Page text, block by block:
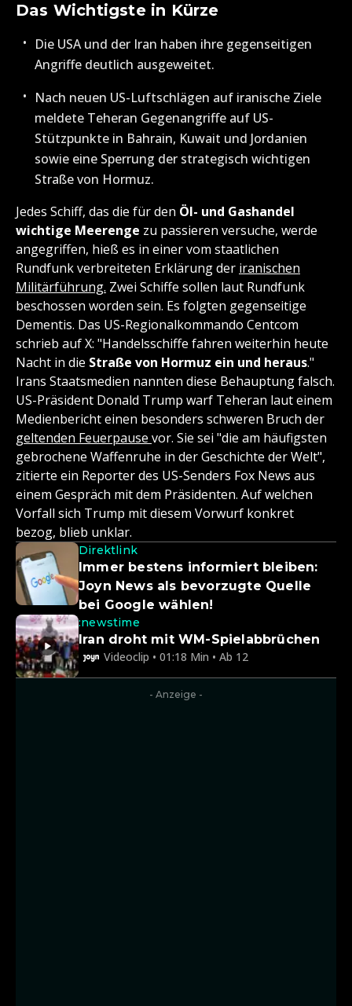
Das Wichtigste in Kürze
Die USA und der Iran haben ihre gegenseitigen
Angriffe deutlich ausgeweitet.
Nach neuen US-Luftschlägen auf iranische Ziele
meldete Teheran Gegenangriffe auf US-
Stützpunkte in Bahrain, Kuwait und Jordanien
sowie eine Sperrung der strategisch wichtigen
Straße von Hormuz.
Jedes Schiff, das die für den Öl- und Gashandel
wichtige Meerenge zu passieren versuche, werde
angegriffen, hieß es in einer vom staatlichen
Rundfunk verbreiteten Erklärung der iranischen
Militärführung. Zwei Schiffe sollen laut Rundfunk
beschossen worden sein. Es folgten gegenseitige
Dementis. Das US-Regionalkommando Centcom
schrieb auf X: "Handelsschiffe fahren weiterhin heute
Nacht in die Straße von Hormuz ein und heraus."
Irans Staatsmedien nannten diese Behauptung falsch.
US-Präsident Donald Trump warf Teheran laut einem
Medienbericht einen besonders schweren Bruch der
geltenden Feuerpause vor. Sie sei "die am häufigsten
gebrochene Waffenruhe in der Geschichte der Welt",
zitierte ein Reporter des US-Senders Fox News aus
einem Gespräch mit dem Präsidenten. Auf welchen
Vorfall sich Trump mit diesem Vorwurf konkret
bezog, blieb unklar.
Direktlink
Immer bestens informiert bleiben:
Joyn News als bevorzugte Quelle
bei Google wählen!
:newstime
Iran droht mit WM-Spielabbrüchen
Videoclip • 01:18 Min • Ab 12
- Anzeige -